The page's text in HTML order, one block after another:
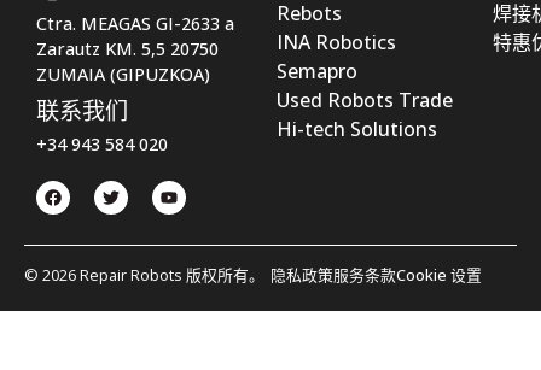
Ctra. MEAGAS GI-2633 a
Zarautz KM. 5,5 20750
ZUMAIA (GIPUZKOA)
联系我们
+34 943 584 020
Rebots
INA Robotics
Semapro
Used Robots Trade
Hi-tech Solutions
焊接
特惠
© 2026 Repair Robots 版权所有。 隐私政策服务条款Cookie 设置